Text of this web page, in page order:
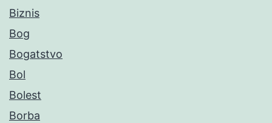
Biznis
Bog
Bogatstvo
Bol
Bolest
Borba